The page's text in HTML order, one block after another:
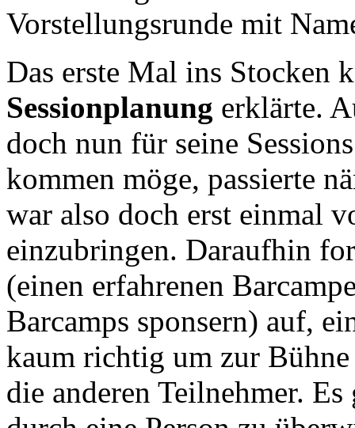
Vorstellungsrunde mit
Das erste Mal ins Stocken
Sessionplanung erklärte.
doch nun für seine
kommen möge, passierte
war also doch erst einmal
einzubringen. Daraufhin
(einen erfahrenen
Barcamps sponsern) auf,
kaum richtig um zur
die anderen Teilnehmer.